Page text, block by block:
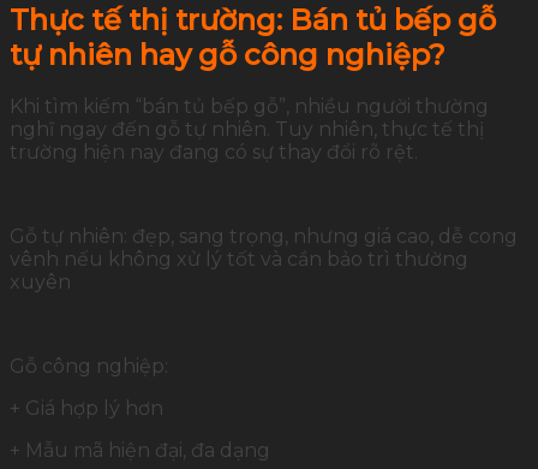
Thực tế thị trường: Bán tủ bếp gỗ
tự nhiên hay gỗ công nghiệp?
Khi tìm kiếm “bán tủ bếp gỗ”, nhiều người thường
nghĩ ngay đến gỗ tự nhiên. Tuy nhiên, thực tế thị
trường hiện nay đang có sự thay đổi rõ rệt.
Gỗ tự nhiên: đẹp, sang trọng, nhưng giá cao, dễ cong
vênh nếu không xử lý tốt và cần bảo trì thường
xuyên
Gỗ công nghiệp:
+ Giá hợp lý hơn
+ Mẫu mã hiện đại, đa dạng